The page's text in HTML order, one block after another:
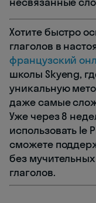
Хотите быстро
глаголов в
французский
школы Skyeng,
уникальную
даже самые
Уже через 8
использовать le
сможете
без
глаголов.